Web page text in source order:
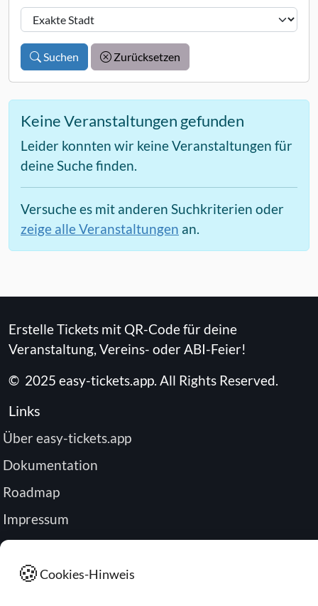
Suchen Zurücksetzen
Keine Veranstaltungen gefunden
Leider konnten wir keine Veranstaltungen für
deine Suche finden.
Versuche es mit anderen Suchkriterien oder
zeige alle Veranstaltungen an.
Erstelle Tickets mit QR-Code für deine
Veranstaltung, Vereins- oder ABI-Feier!
© 2025 easy-tickets.app. All Rights Reserved.
Links
Über easy-tickets.app
Dokumentation
Roadmap
Impressum
Datenschutz
Passwort zurücksetzen
🍪Cookies-Hinweis